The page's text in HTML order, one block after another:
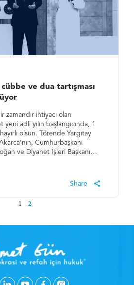
ve dua tartışması
zamandır ihtiyacı olan
adli yılın başlangıcında, 1
olsun. Törende Yargıtay
Cumhurbaşkanı
ve Diyanet İşleri Başkanı…
1 2